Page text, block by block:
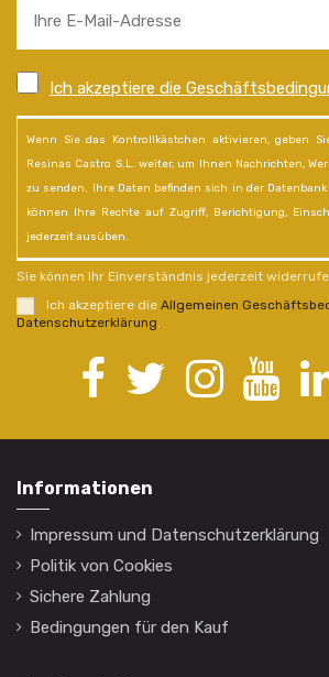
Ich akzeptiere die
Wenn Sie das Kontrollkästchen aktivieren, geben
Resinas Castro S.L. weiter, um Ihnen Nachrichten,
zu senden. Ihre Daten befinden sich in der
können Ihre Rechte auf Zugriff, Berichtigung,
jederzeit ausüben.
Sie können Ihr Einverständnis jederzeit
Ich akzeptiere die Allgemeinen
Datenschutzerklärung.
Informationen
Impressum und Datenschutzerklärung
Politik von Cookies
Sichere Zahlung
Bedingungen für den Kauf